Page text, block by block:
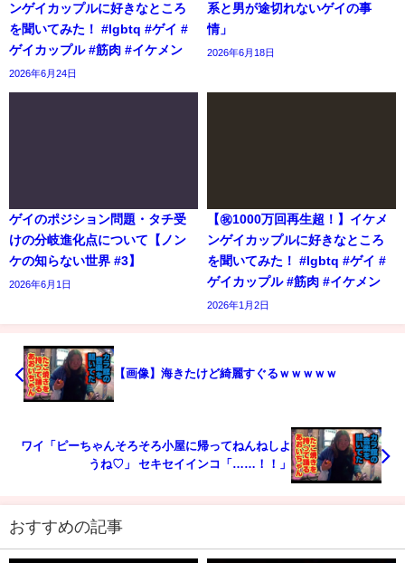
ンゲイカップルに好きなところ
を聞いてみた！ #lgbtq #ゲイ #
ゲイカップル #筋肉 #イケメン
2026年6月24日
系と男が途切れないゲイの事
情」
2026年6月18日
ゲイのポジション問題・タチ受
けの分岐進化点について【ノン
ケの知らない世界 #3】
2026年6月1日
【㊗️1000万回再生超！】イケメ
ンゲイカップルに好きなところ
を聞いてみた！ #lgbtq #ゲイ #
ゲイカップル #筋肉 #イケメン
2026年1月2日
【画像】海きたけど綺麗すぐるｗｗｗｗｗ
ワイ「ピーちゃんそろそろ小屋に帰ってねんねしよ
うね♡」 セキセイインコ「……！！」
おすすめの記事